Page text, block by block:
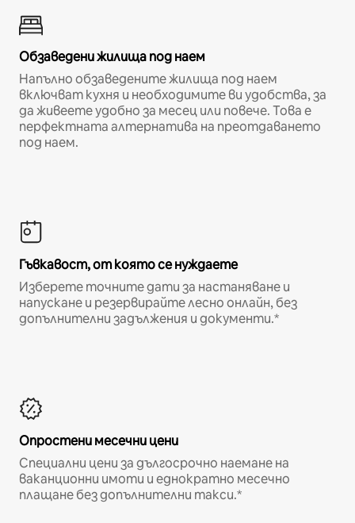
Обзаведени жилища под наем
Напълно обзаведените жилища под наем
включват кухня и необходимите ви удобства, за
да живеете удобно за месец или повече. Това е
перфектната алтернатива на преотдаването
под наем.
Гъвкавост, от която се нуждаете
Изберете точните дати за настаняване и
напускане и резервирайте лесно онлайн, без
допълнителни задължения и документи.*
Опростени месечни цени
Специални цени за дългосрочно наемане на
ваканционни имоти и еднократно месечно
плащане без допълнителни такси.*